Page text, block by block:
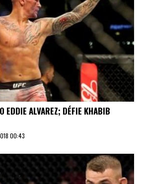
EDDIE ALVAREZ; DÉFIE KHABIB
00:43